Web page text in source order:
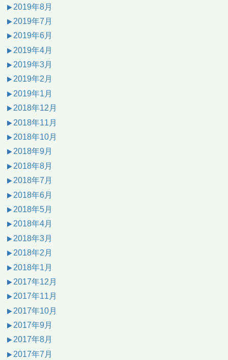
2019年8月
2019年7月
2019年6月
2019年4月
2019年3月
2019年2月
2019年1月
2018年12月
2018年11月
2018年10月
2018年9月
2018年8月
2018年7月
2018年6月
2018年5月
2018年4月
2018年3月
2018年2月
2018年1月
2017年12月
2017年11月
2017年10月
2017年9月
2017年8月
2017年7月